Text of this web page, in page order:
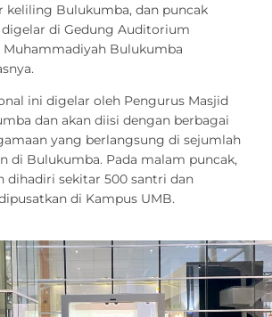
keliling Bulukumba, dan puncak
digelar di Gedung Auditorium
Muhammadiyah Bulukumba
ini digelar oleh Pengurus Masjid
dan akan diisi dengan berbagai
yang berlangsung di sejumlah
di Bulukumba. Pada malam puncak,
dihadiri sekitar 500 santri dan
di Kampus UMB.